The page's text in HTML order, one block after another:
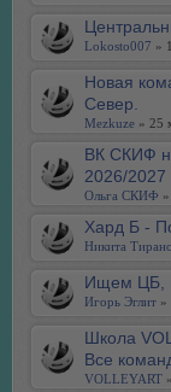
Lokosto007 »
Новая
Север.
Mezkuze » 25
ВК СКИФ
2026/2027
Ольга СКИФ
Хард Б -
Никита
Ищем ЦБ,
Игорь Эглит »
Школа
Все
VOLLEYART